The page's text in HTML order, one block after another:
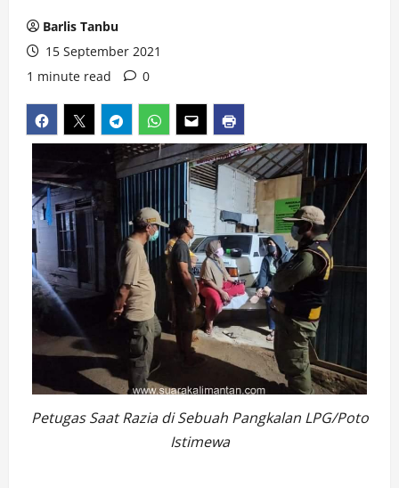
Barlis Tanbu
15 September 2021
1 minute read
0
Petugas Saat Razia di Sebuah Pangkalan LPG/Poto
Istimewa